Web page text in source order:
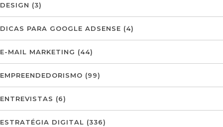
DESIGN (3)
DICAS PARA GOOGLE ADSENSE (4)
E-MAIL MARKETING (44)
EMPREENDEDORISMO (99)
ENTREVISTAS (6)
ESTRATÉGIA DIGITAL (336)